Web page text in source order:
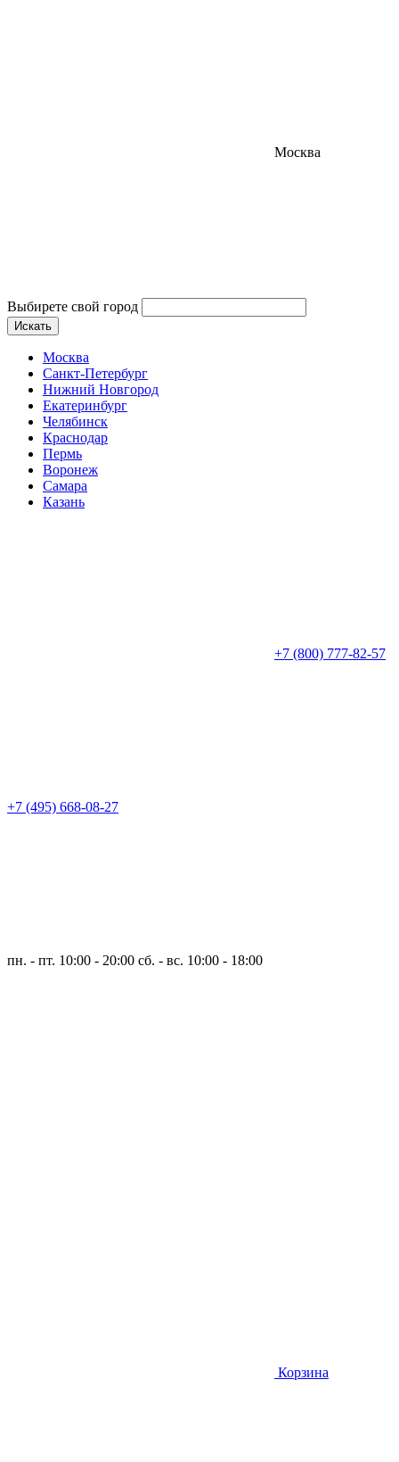
Москва
Выбирете свой город
Искать
Москва
Санкт-Петербург
Нижний Новгород
Екатеринбург
Челябинск
Краснодар
Пермь
Воронеж
Самара
Казань
+7 (800) 777-82-57
+7 (495) 668-08-27
пн. - пт. 10:00 - 20:00 сб. - вс. 10:00 - 18:00
Корзина